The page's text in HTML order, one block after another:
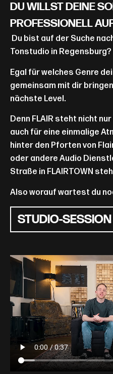
DU WILLST DEINE
PROFESSIONELL
Du bist auf der Suche
Tonstudio in Regensburg?
Egal für welches Genre
gemeinsam mit dir
nächste Level.
Denn FLAIR steht nicht
auch für eine einmalige
hinter den Pforten von
oder andere Audio
Straße in FLAIRTOWN
Also worauf wartest du
STUDIO-